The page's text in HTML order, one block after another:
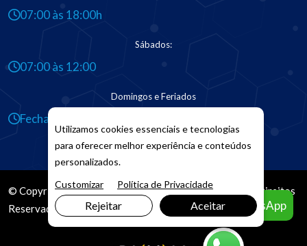
07:00 às 18:00h
Sábados:
07:00 às 12:00
Domingos e Feriados
Fechado
© Copyright 2026. DIVIAMarketing Digital. Todos os Direitos
Reservados
Agendar pelo WhatsApp
Utilizamos cookies essenciais e tecnologias
para oferecer melhor experiência e conteúdos
personalizados.
Customizar
Política de Privacidade
Rejeitar Aceitar